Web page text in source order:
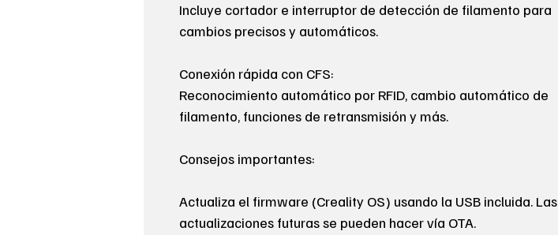
Incluye cortador e interruptor de detección de filamento para
cambios precisos y automáticos.
Conexión rápida con CFS:
Reconocimiento automático por RFID, cambio automático de
filamento, funciones de retransmisión y más.
Consejos importantes:
Actualiza el firmware (Creality OS) usando la USB incluida. Las
actualizaciones futuras se pueden hacer vía OTA.